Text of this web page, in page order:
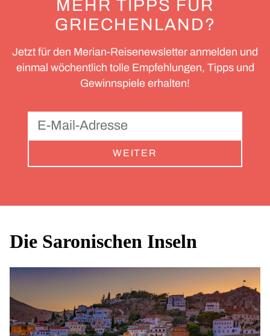
MEHR TIPPS FÜR
GRIECHENLAND?
Jetzt für den Merian-Reisenewsletter anmelden und
einmal wöchentlich tolle Empfehlungen, Tipps und
Gewinnspiele erhalten!
WEITER
Die Saronischen Inseln